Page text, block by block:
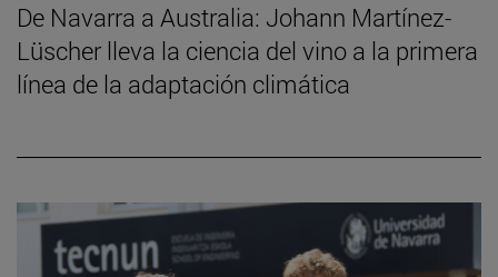
De Navarra a Australia: Johann Martínez-
Lüscher lleva la ciencia del vino a la primera
línea de la adaptación climática